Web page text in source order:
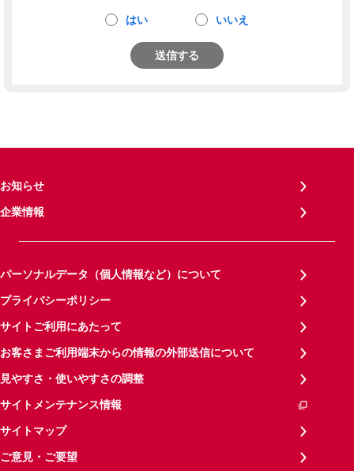
はい いいえ
送信する
お知らせ
企業情報
パーソナルデータ（個人情報など）について
プライバシーポリシー
サイトご利用にあたって
お客さまご利用端末からの情報の外部送信について
見やすさ・使いやすさの調整
サイトメンテナンス情報
サイトマップ
ご意見・ご要望